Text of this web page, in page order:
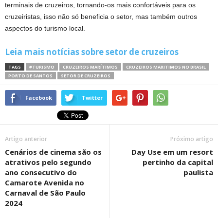
terminais de cruzeiros, tornando-os mais confortáveis para os
cruzeiristas, isso não só beneficia o setor, mas também outros
aspectos do turismo local.
Leia mais notícias sobre setor de cruzeiros
TAGS #TURISMO CRUZEIROS MARÍTIMOS
CRUZEIROS MARITIMOS NO BRASIL
PORTO DE SANTOS
SETOR DE CRUZEIROS
Facebook Twitter
Artigo anterior
Cenários de cinema são os
atrativos pelo segundo
ano consecutivo do
Camarote Avenida no
Carnaval de São Paulo
2024
Próximo artigo
Day Use em um resort
pertinho da capital
paulista